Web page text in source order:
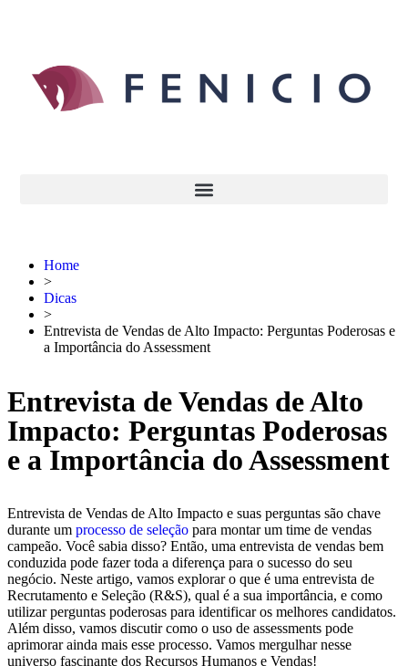
Home
>
Dicas
>
Entrevista de Vendas de Alto Impacto: Perguntas Poderosas e
a Importância do Assessment
Entrevista de Vendas de Alto
Impacto: Perguntas Poderosas
e a Importância do Assessment
Entrevista de Vendas de Alto Impacto e suas perguntas são chave
durante um processo de seleção para montar um time de vendas
campeão. Você sabia disso? Então, uma entrevista de vendas bem
conduzida pode fazer toda a diferença para o sucesso do seu
negócio. Neste artigo, vamos explorar o que é uma entrevista de
Recrutamento e Seleção (R&S), qual é a sua importância, e como
utilizar perguntas poderosas para identificar os melhores candidatos.
Além disso, vamos discutir como o uso de assessments pode
aprimorar ainda mais esse processo. Vamos mergulhar nesse
universo fascinante dos Recursos Humanos e Vendas!